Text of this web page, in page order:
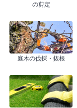
の剪定
庭木の伐採・抜根